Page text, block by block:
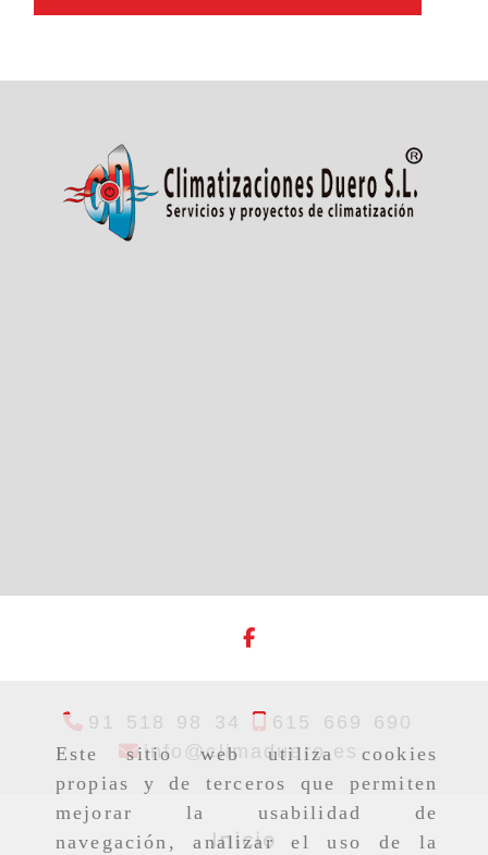
Este sitio web utiliza cookies
propias y de terceros que permiten
mejorar la usabilidad de
navegación, analizar el uso de la
91 518 98 34
615 669 690
info
climaduero.es info
Inicio